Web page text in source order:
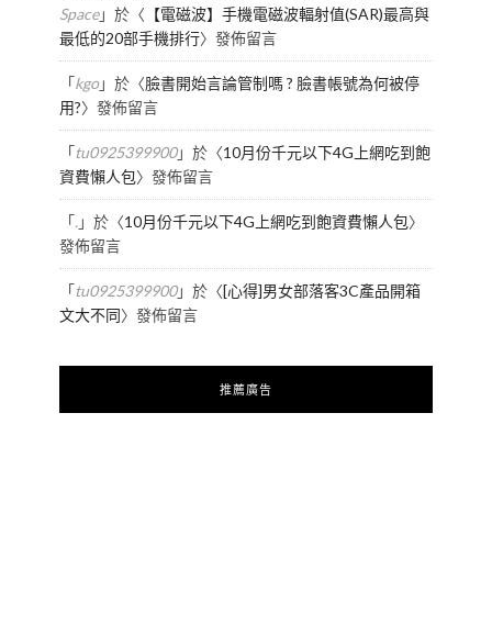
Space」於〈 【電磁波】手機電磁波輻射值(SAR)最高與
最低的20部手機排行〉發佈留言
「kgo」於〈臉書開始言論管制嗎 ? 臉書帳號為何被停
用?〉發佈留言
「tu0925399900」於〈10月份千元以下4G上網吃到飽
資費懶人包〉發佈留言
「.」於〈10月份千元以下4G上網吃到飽資費懶人包〉
發佈留言
「tu0925399900」於〈[心得]男女部落客3C產品開箱
文大不同〉發佈留言
推薦廣告